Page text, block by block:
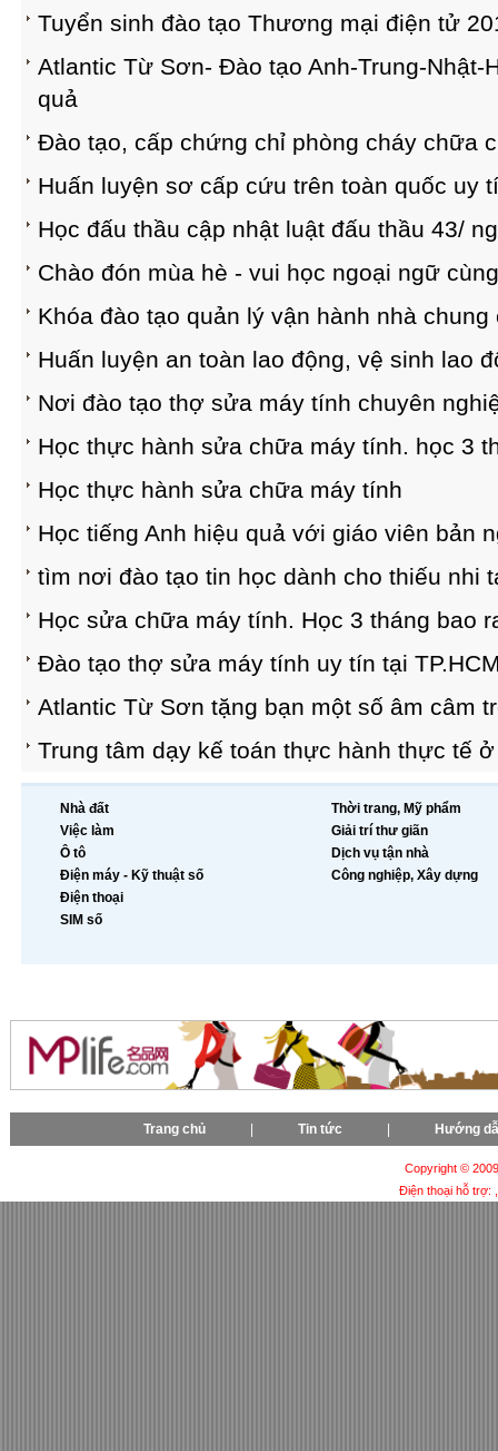
Tuyển sinh đào tạo Thương mại điện tử
Atlantic Từ Sơn- Đào tạo Anh-Trung-
quả
Đào tạo, cấp chứng chỉ phòng cháy chữa
Huấn luyện sơ cấp cứu trên toàn quốc uy
Học đấu thầu cập nhật luật đấu thầu 43/
Chào đón mùa hè - vui học ngoại ngữ
Khóa đào tạo quản lý vận hành nhà
Huấn luyện an toàn lao động, vệ sinh lao
Nơi đào tạo thợ sửa máy tính chuyên
Học thực hành sửa chữa máy tính. học 3
Học thực hành sửa chữa máy tính
Học tiếng Anh hiệu quả với giáo viên bản
tìm nơi đào tạo tin học dành cho thiếu nhi
Học sửa chữa máy tính. Học 3 tháng bao
Đào tạo thợ sửa máy tính uy tín tại
Atlantic Từ Sơn tặng bạn một số âm câm
Trung tâm dạy kế toán thực hành thực tế ở
Nhà đất
Việc làm
Ô tô
Điện máy - Kỹ thuật số
Điện thoại
SIM số
Thời trang, Mỹ phẩm
Giải trí thư giãn
Dịch vụ tận nhà
Công nghiệp, Xây dựng
Trang chủ Tin tức Hướng
Copyright ©
Điện thoại hỗ trợ: